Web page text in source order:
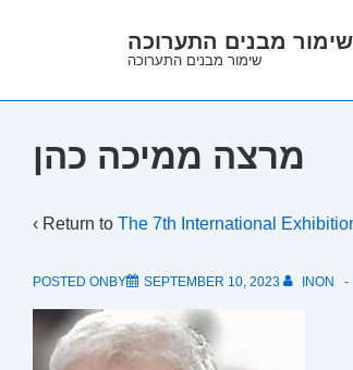
Main
שימור מבנים התערוכה
שימור מבנים התערוכה
מרצה ממיכה כהן
‹ Return to The 7th International
POSTED ONBY SEPTEMBER 10, 2023 INON